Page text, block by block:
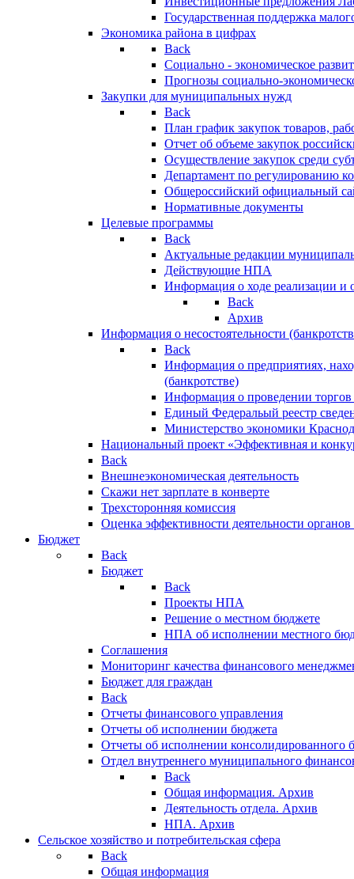
Государственная поддержка
Экономика района в цифрах
Back
Социально - экономическое
Прогнозы социально-
Закупки для муниципальных нужд
Back
План график закупок товаров,
Отчет об объеме закупок
Осуществление закупок среди
Департамент по регулированию
Общероссийский официальный
Нормативные документы
Целевые программы
Back
Актуальные редакции
Действующие НПА
Информация о ходе реализации
Back
Архив
Информация о несостоятельности
Back
Информация о предприятиях,
(банкротстве)
Информация о проведении
Единый Федеральый реестр
Министерство экономики
Национальный проект «Эффективная и
Back
Внешнеэкономическая деятельность
Скажи нет зарплате в конверте
Трехсторонняя комиссия
Оценка эффективности деятельности
Бюджет
Back
Бюджет
Back
Проекты НПА
Решение о местном бюджете
НПА об исполнении местного
Соглашения
Мониторинг качества финансового
Бюджет для граждан
Back
Отчеты финансового управления
Отчеты об исполнении бюджета
Отчеты об исполнении консолидированного
Отдел внутреннего муниципального
Back
Общая информация. Архив
Деятельность отдела. Архив
НПА. Архив
Сельское хозяйство и потребительская сфера
Back
Общая информация